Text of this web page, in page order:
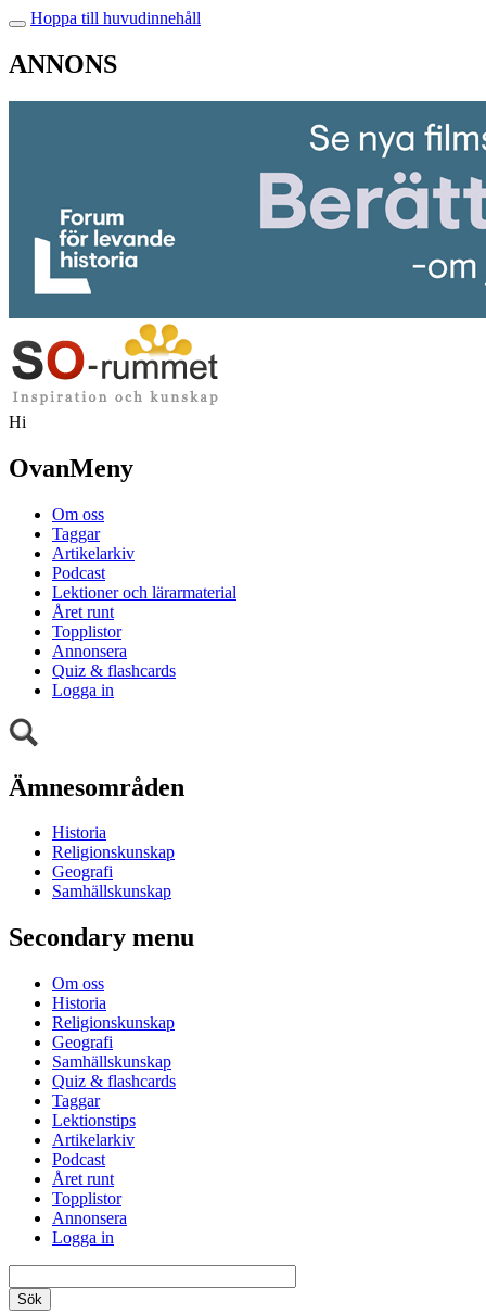
Hoppa till huvudinnehåll
ANNONS
Hi
OvanMeny
Om oss
Taggar
Artikelarkiv
Podcast
Lektioner och lärarmaterial
Året runt
Topplistor
Annonsera
Quiz & flashcards
Logga in
Ämnesområden
Historia
Religionskunskap
Geografi
Samhällskunskap
Secondary menu
Om oss
Historia
Religionskunskap
Geografi
Samhällskunskap
Quiz & flashcards
Taggar
Lektionstips
Artikelarkiv
Podcast
Året runt
Topplistor
Annonsera
Logga in